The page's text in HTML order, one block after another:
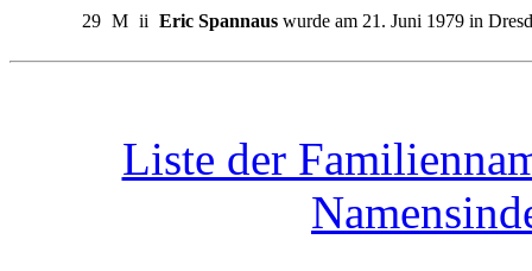
29 M ii Eric Spannaus wurde am 21. Juni 1979 in
Liste der